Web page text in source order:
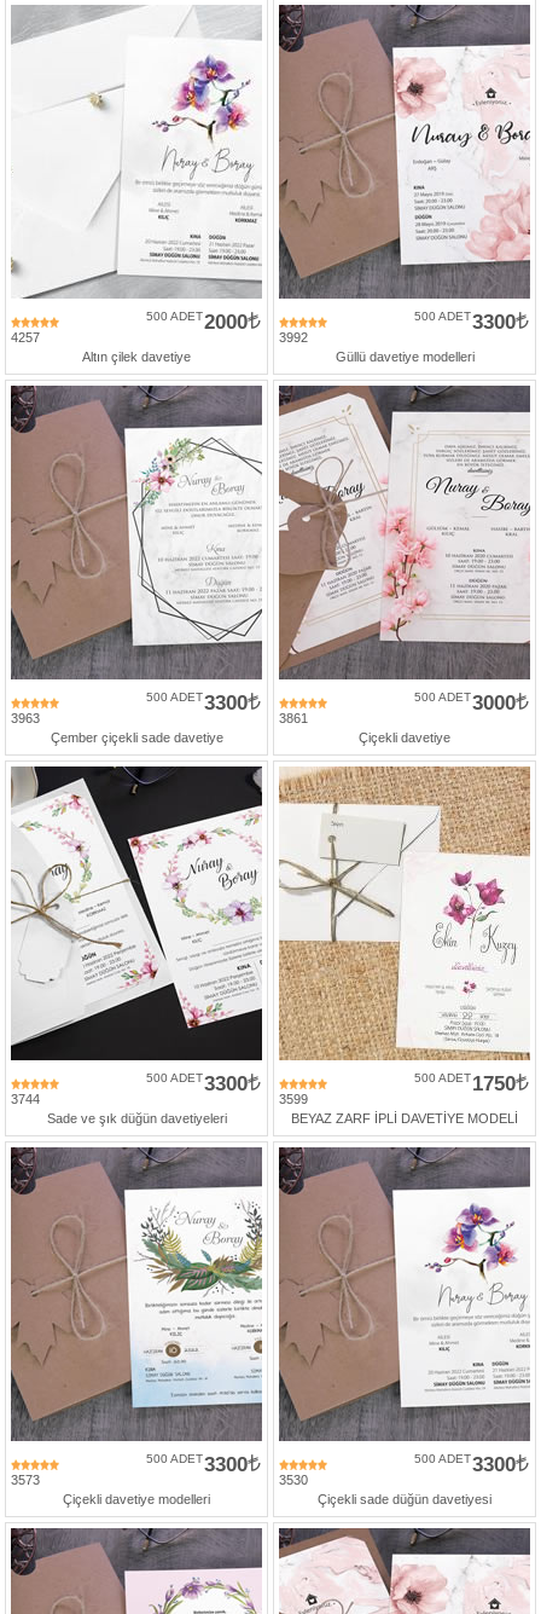
4257
2000
500 ADET
Altın çilek davetiye
3992
3300
500 ADET
Güllü davetiye modelleri
3963
3300
500 ADET
Çember çiçekli sade davetiye
3861
3000
500 ADET
Çiçekli davetiye
3744
3300
500 ADET
Sade ve şık düğün davetiyeleri
3599
1750
500 ADET
BEYAZ ZARF İPLİ DAVETİYE MODELİ
3573
3300
500 ADET
Çiçekli davetiye modelleri
3530
3300
500 ADET
Çiçekli sade düğün davetiyesi